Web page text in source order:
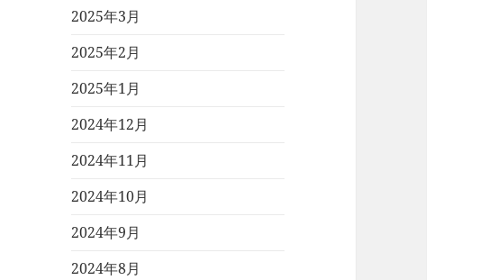
2025年3月
2025年2月
2025年1月
2024年12月
2024年11月
2024年10月
2024年9月
2024年8月